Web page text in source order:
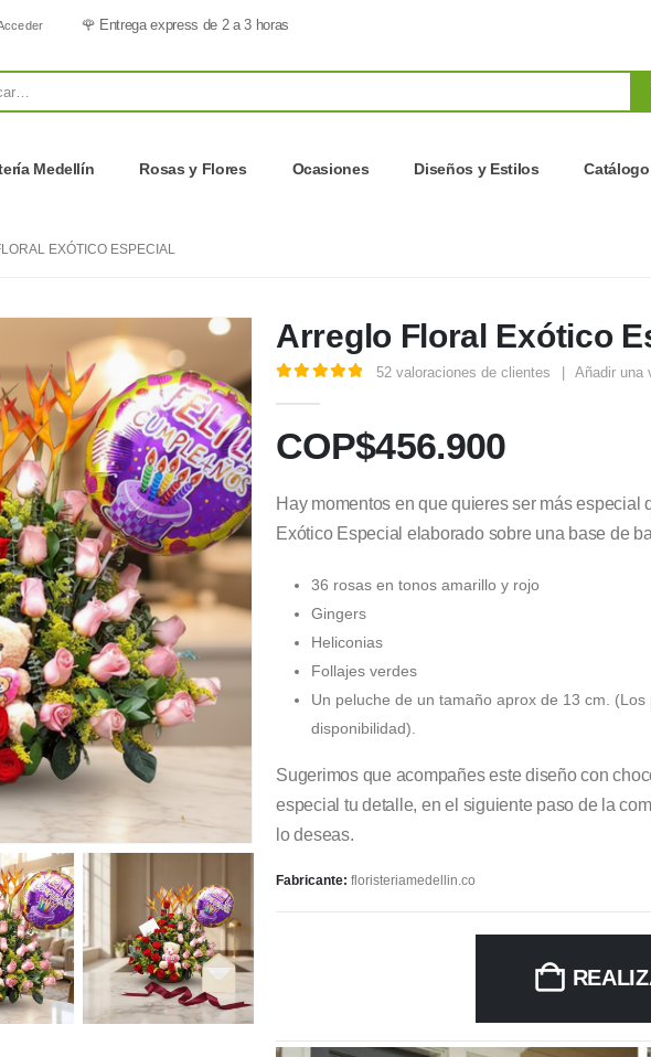
🌹 Entrega express de 2 a 3 horas
Medellín Rosas y Flores Ocasiones Diseños y Estilos
EXÓTICO ESPECIAL
Arreglo Floral Exótico
52 valoraciones de clientes Añadir una
COP$456.900
Hay momentos en que quieres ser más especial
Exótico Especial elaborado sobre una base de
36 rosas en tonos amarillo y rojo
Gingers
Heliconias
Follajes verdes
Un peluche de un tamaño aprox de 13 cm.
disponibilidad).
Sugerimos que acompañes este diseño con
especial tu detalle, en el siguiente paso de la
lo deseas.
Fabricante: floristeriamedellin.co